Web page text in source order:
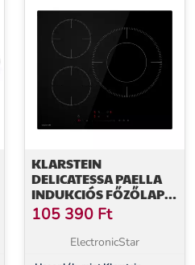
KLARSTEIN
DELICATESSA PAELLA
INDUKCIÓS FŐZŐLAP,
PAELLA ZÓNA, POWER
BOOST, CSÚSZKA
VEZÉRLÉS
105 390 Ft
ElectronicStar